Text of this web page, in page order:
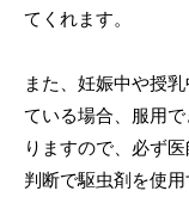
てくれます。
また、妊娠中や授
ている場合、服用
りますので、必ず
判断で駆虫剤を使